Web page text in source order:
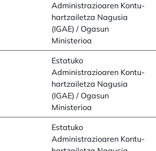
opens in a new tab
Administrazioaren Kontu-
hartzailetza Nagusia
(IGAE) / Ogasun
Ministerioa
opens in a new tab
Estatuko
Administrazioaren Kontu-
hartzailetza Nagusia
(IGAE) / Ogasun
Ministerioa
Estatuko
Administrazioaren Kontu-